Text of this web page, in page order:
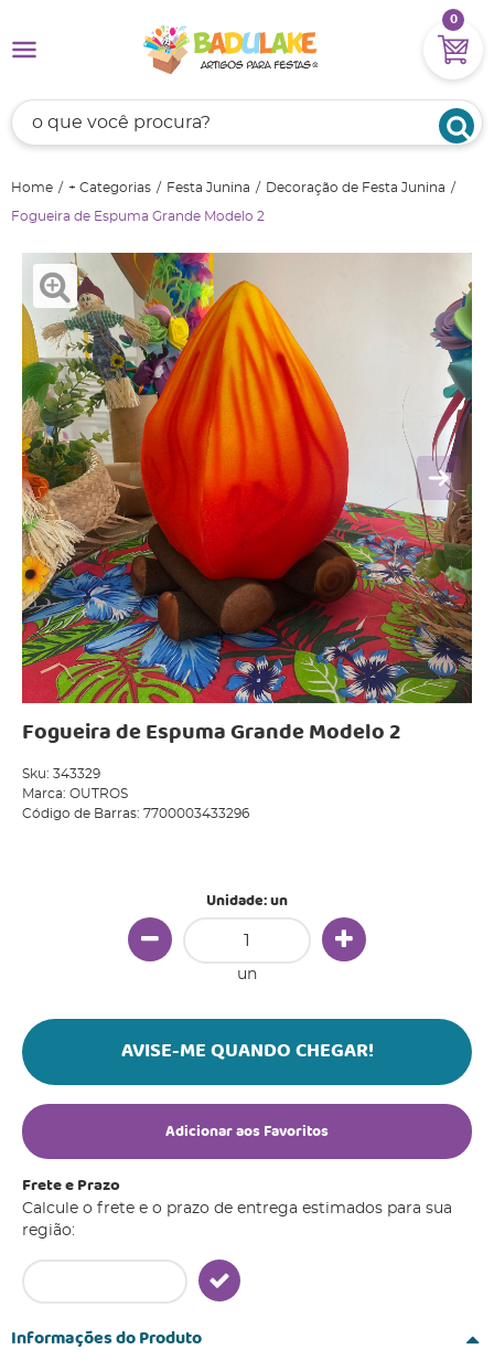
0
Home + Categorias Festa Junina Decoração de Festa Junina
Fogueira de Espuma Grande Modelo 2
Fogueira de Espuma Grande Modelo 2
Sku: 343329
Marca: OUTROS
Código de Barras: 7700003433296
Unidade: un
un
AVISE-ME QUANDO CHEGAR!
Adicionar aos Favoritos
Frete e Prazo
Calcule o frete e o prazo de entrega estimados para sua
região:
Informações do Produto